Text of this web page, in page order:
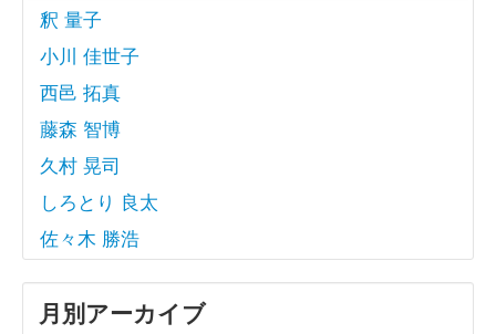
釈 量子
小川 佳世子
西邑 拓真
藤森 智博
久村 晃司
しろとり 良太
佐々木 勝浩
月別アーカイブ